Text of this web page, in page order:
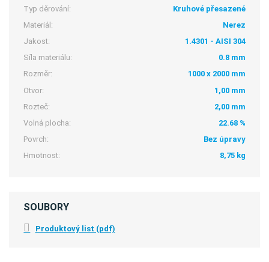
Typ děrování:
Kruhové přesazené
Materiál:
Nerez
Jakost:
1.4301 - AISI 304
Síla materiálu:
0.8 mm
Rozměr:
1000 x 2000 mm
Otvor:
1,00 mm
Rozteč:
2,00 mm
Volná plocha:
22.68 %
Povrch:
Bez úpravy
Hmotnost:
8,75 kg
SOUBORY
Produktový list (pdf)